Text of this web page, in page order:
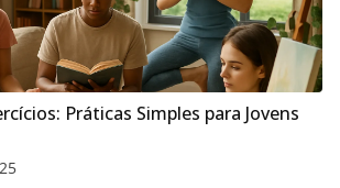
Práticas Simples para Jovens